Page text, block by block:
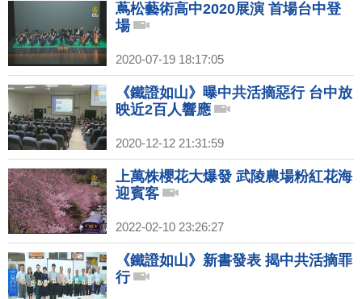
蔦松藝術高中2020展演 首場台中登
場
2020-07-19 18:17:05
《鐵證如山》曝中共活摘惡行 台中放
映近2百人響應
2020-12-12 21:31:59
上萬株櫻花大爆發 武陵農場粉紅花海
迎賓客
2022-02-10 23:26:27
《鐵證如山》新書發表 揭中共活摘罪
行